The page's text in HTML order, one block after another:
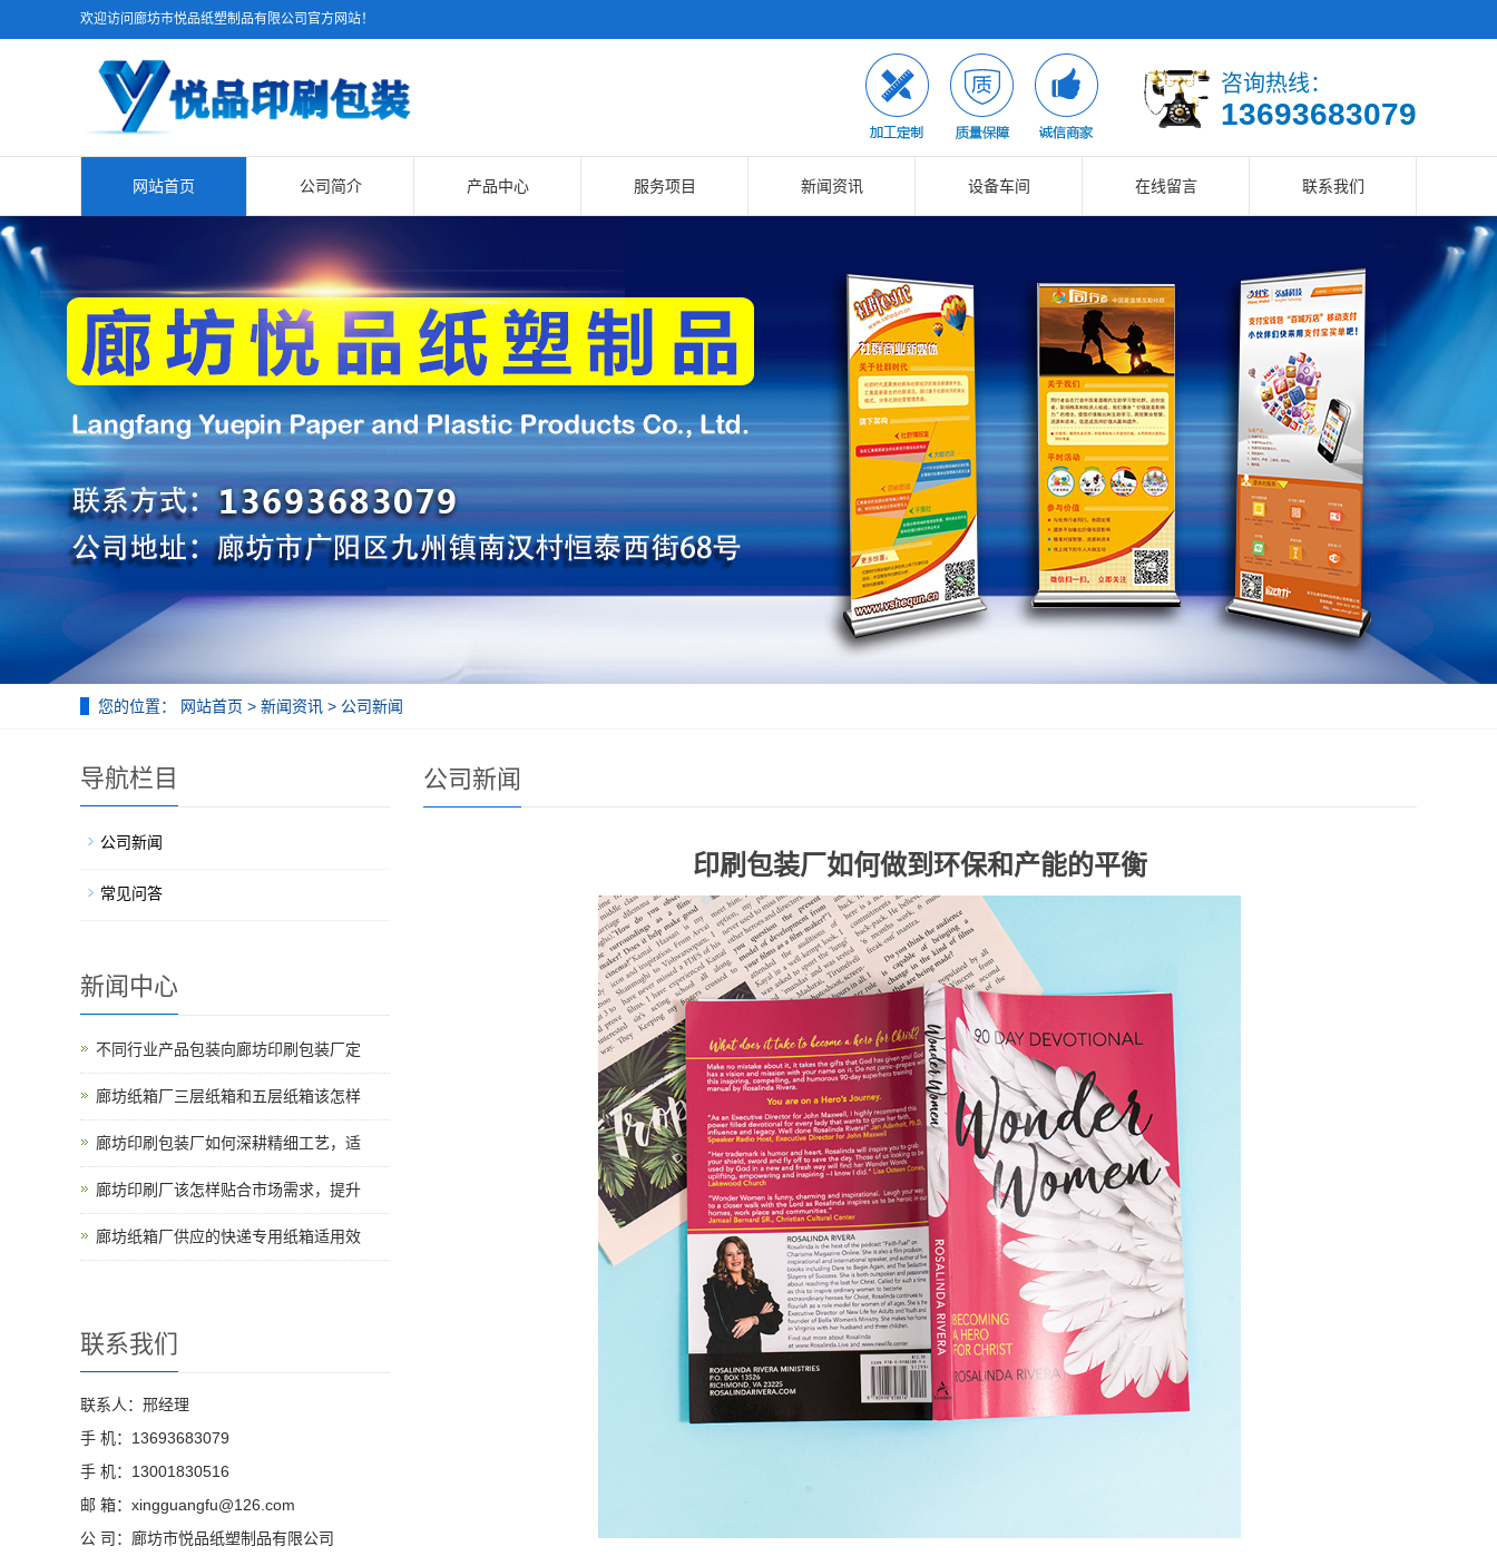
欢迎访问廊坊市悦品纸塑制品有限公司官方网站！
咨询热线：
13693683079
网站首页 公司简介 产品中心 服务项目 新闻资讯 设备车间 在线留言 联系我们
您的位置： 网站首页 > 新闻资讯 > 公司新闻
公司新闻
印刷包装厂如何做到环保和产能的平衡
导航栏目
公司新闻
常见问答
新闻中心
不同行业产品包装向廊坊印刷包装厂定
廊坊纸箱厂三层纸箱和五层纸箱该怎样
廊坊印刷包装厂如何深耕精细工艺，适
廊坊印刷厂该怎样贴合市场需求，提升
廊坊纸箱厂供应的快递专用纸箱适用效
联系我们
联系人：邢经理
手 机：13693683079
手 机：13001830516
邮 箱：xingguangfu@126.com
公 司：廊坊市悦品纸塑制品有限公司